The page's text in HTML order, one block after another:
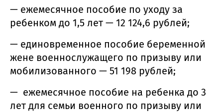
— ежемесячное пособие по уходу за
ребенком до 1,5 лет — 12 124,6 рублей;
— единовременное пособие беременной
жене военнослужащего по призыву или
мобилизованного — 51 198 рублей;
— ежемесячное пособие на ребенка до 3
лет для семьи военного по призыву или